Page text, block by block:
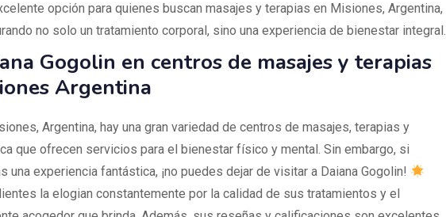
opción para quienes buscan masajes y terapias en Misiones, Argentina,
no solo un tratamiento corporal, sino una experiencia de bienestar integral.
Gogolin en centros de masajes y terapias
Argentina
Argentina, hay una gran variedad de centros de masajes, terapias y
que ofrecen servicios para el bienestar físico y mental. Sin embargo, si
una experiencia fantástica, ¡no puedes dejar de visitar a Daiana Gogolin!
la elogian constantemente por la calidad de sus tratamientos y el